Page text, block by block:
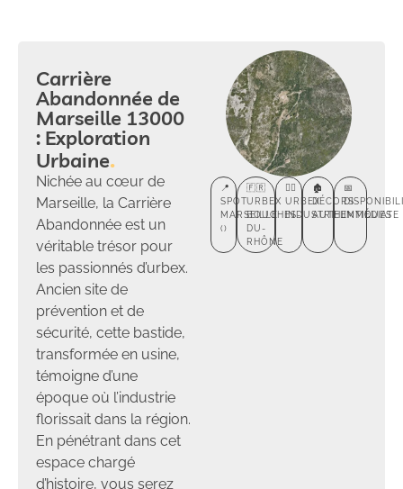
Carrière
Abandonnée de
Marseille 13000
: Exploration
Urbaine
Nichée au cœur de
Marseille, la Carrière
Abandonnée est un
véritable trésor pour
les passionnés d’urbex.
Ancien site de
prévention et de
sécurité, cette bastide,
transformée en usine,
témoigne d’une
époque où l’industrie
florissait dans la région.
En pénétrant dans cet
espace chargé
d’histoire, vous serez
📍
SPOT
MARSEILLE
()
🇫🇷
URBEX
BOUCHES-
DU-
RHÔNE
🕵️‍♂️
URBEX
INDUSTRIEL
🏚️
DÉCORS
AUTHENTIQUES
📅
IMMÉDIATE